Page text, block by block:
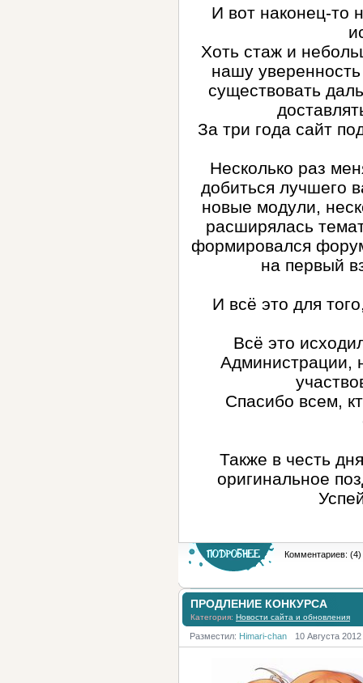
И вот наконец-то
Хоть стаж и
нашу
существовать
За три года сайт
Несколько раз
добиться лучшего
новые модули,
расширялась
формировался
на первый
И всё это для
Всё это
Администрации,
Спасибо всем,
Также в честь
оригинальное
Комментариев: (4)
ПРОДЛЕНИЕ КОНКУРСА
Категория: Новости сайта и обновления
Разместил: Himari-chan 10 Августа 2012